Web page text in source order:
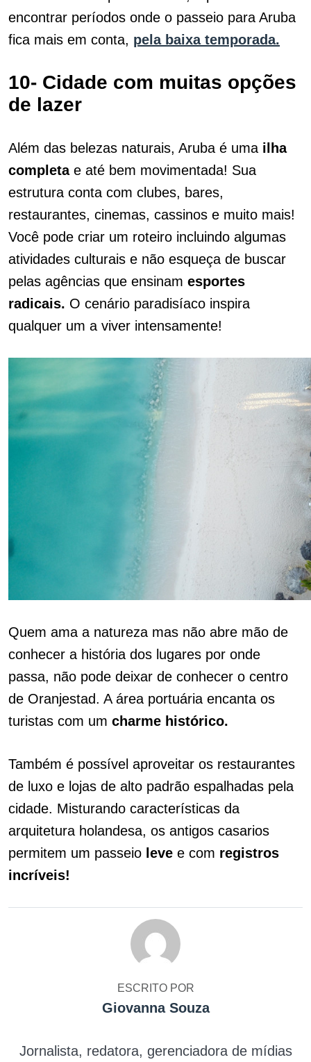
encontrar períodos onde o passeio para Aruba
fica mais em conta, pela baixa temporada.
10- Cidade com muitas opções
de lazer
Além das belezas naturais, Aruba é uma ilha
completae até bem movimentada! Sua
estrutura conta com clubes, bares,
restaurantes, cinemas, cassinos e muito mais!
Você pode criar um roteiro incluindo algumas
atividades culturais e não esqueça de buscar
pelas agências que ensinam esportes
radicais. O cenário paradisíaco inspira
qualquer um a viver intensamente!
Quem ama a natureza mas não abre mão de
conhecer a história dos lugares por onde
passa, não pode deixar de conhecer o centro
de Oranjestad. A área portuária encanta os
turistas com um charme histórico.
Também é possível aproveitar os restaurantes
de luxo e lojas de alto padrão espalhadas pela
cidade. Misturando características da
arquitetura holandesa, os antigos casarios
permitem um passeio leve e com registros
incríveis!
ESCRITO POR
Giovanna Souza
Jornalista, redatora, gerenciadora de mídias